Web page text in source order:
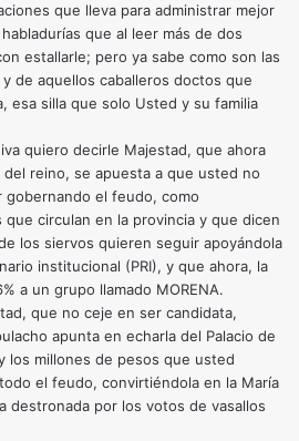
que lleva para administrar mejor
que al leer más de dos
estallarle; pero ya sabe como son las
de aquellos caballeros doctos que
esa silla que solo Usted y su familia
quiero decirle Majestad, que ahora
reino, se apuesta a que usted no
gobernando el feudo, como
circulan en la provincia y que dicen
los siervos quieren seguir apoyándola
institucional (PRI), y que ahora, la
a un grupo llamado MORENA.
que no ceje en ser candidata,
apunta en echarla del Palacio de
los millones de pesos que usted
el feudo, convirtiéndola en la María
destronada por los votos de vasallos